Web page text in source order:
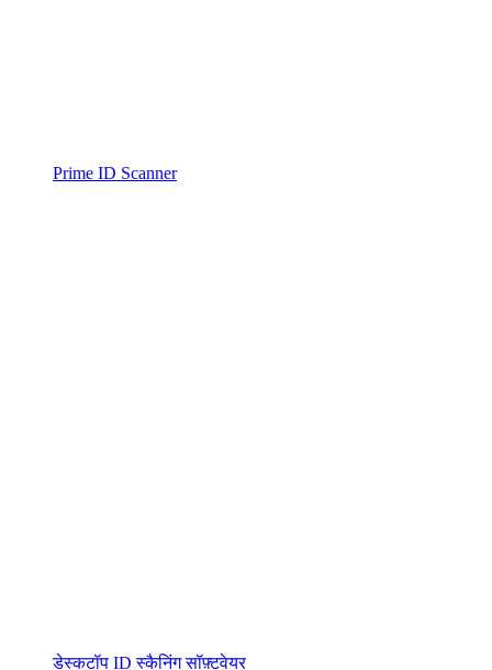
Prime ID Scanner
डेस्कटॉप ID स्कैनिंग सॉफ़्टवेयर